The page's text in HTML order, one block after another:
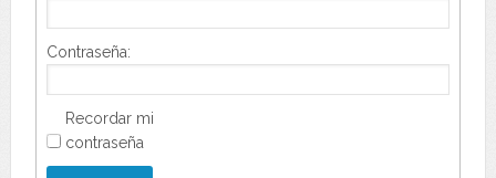
Contraseña:
Recordar mi
contraseña